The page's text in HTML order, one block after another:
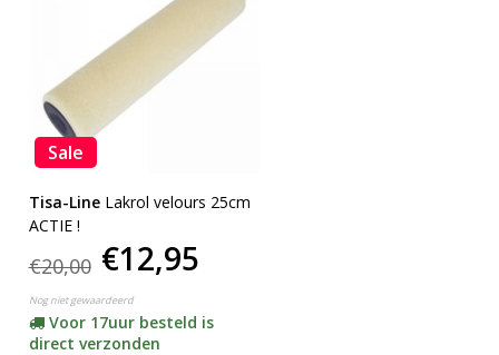
Sale
Tisa-Line Lakrol velours 25cm
ACTIE !
€20,00 €12,95
Nog niet gewaardeerd
Voor 17uur besteld is
direct verzonden